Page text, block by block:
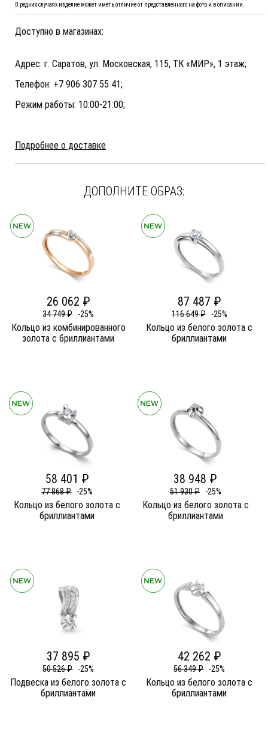
В редких случаях изделие может иметь отличие от представленного на фото и в описании.
Доступно в магазинах:
Адрес: г. Саратов, ул. Московская, 115, ТК «МИР», 1 этаж;
Телефон: +7 906 307 55 41;
Режим работы: 10:00-21:00;
Подробнее о доставке
ДОПОЛНИТЕ ОБРАЗ:
26 062 ₽
34 749 ₽ -25%
Кольцо из комбинированного
золота c бриллиантами
87 487 ₽
116 649 ₽ -25%
Кольцо из белого золота c
бриллиантами
58 401 ₽
77 868 ₽ -25%
Кольцо из белого золота c
бриллиантами
38 948 ₽
51 930 ₽ -25%
Кольцо из белого золота c
бриллиантами
37 895 ₽
50 526 ₽ -25%
Подвеска из белого золота c
бриллиантами
42 262 ₽
56 349 ₽ -25%
Кольцо из белого золота c
бриллиантами